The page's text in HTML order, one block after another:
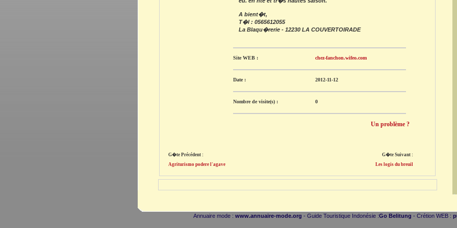
A bient�t,
T�l : 0565612055
La Blaqu�rerie - 12230 LA COUVERTOIRADE
Site WEB : chez-fanchon.wifeo.com
Date : 2012-11-12
Nombre de visite(s) : 0
Un problème ?
G�te Précédent :
G�te Suivant :
Agriturismo podere l'agave
Les logis du breuil
Annuaire mode : www.annuaire-mode.org - Guide Touristique Indonésie :Go Belitung - Crétion WEB :